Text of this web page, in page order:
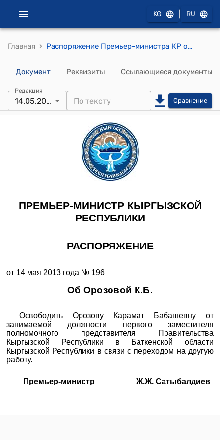
KG RU
Главная › Распоряжение Премьер-министра КР от 14 мая 2013 года № 196 "Об Орозовой К.Б."
Документ Реквизиты Ссылающиеся документы
Редакция
14.05.2013 Сравнение